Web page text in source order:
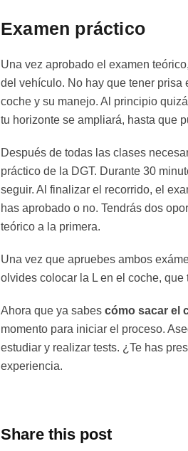
Examen práctico
Una vez aprobado el examen
del vehículo. No hay que tener prisa
coche y su manejo. Al principio
tu horizonte se ampliará, hasta que
Después de todas las clases
práctico de la DGT. Durante 30
seguir. Al finalizar el recorrido, el
has aprobado o no. Tendrás dos
teórico a la primera.
Una vez que apruebes ambos
olvides colocar la L en el coche,
Ahora que ya sabes cómo sacar el
momento para iniciar el proceso.
estudiar y realizar tests. ¿Te has
experiencia.
Share this post